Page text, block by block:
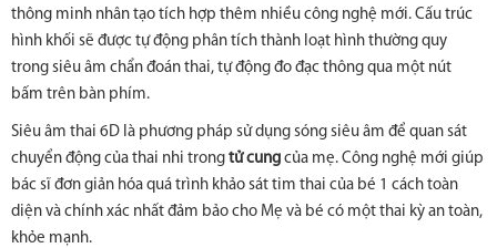
thông minh nhân tạo tích hợp thêm nhiều công nghệ mới. Cấu trúc
hình khối sẽ được tự động phân tích thành loạt hình thường quy
trong siêu âm chẩn đoán thai, tự động đo đạc thông qua một nút
bấm trên bàn phím.
Siêu âm thai 6D là phương pháp sử dụng sóng siêu âm để quan sát
chuyển động của thai nhi trong tử cung của mẹ. Công nghệ mới giúp
bác sĩ đơn giản hóa quá trình khảo sát tim thai của bé 1 cách toàn
diện và chính xác nhất đảm bảo cho Mẹ và bé có một thai kỳ an toàn,
khỏe mạnh.